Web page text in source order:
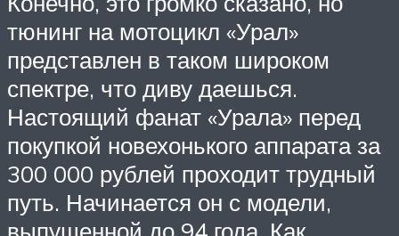
тюнинг на мотоцикл «Урал»
представлен в таком широком
спектре, что диву даешься.
Настоящий фанат «Урала» перед
покупкой новехонького аппарата за
300 000 рублей проходит трудный
путь. Начинается он с модели,